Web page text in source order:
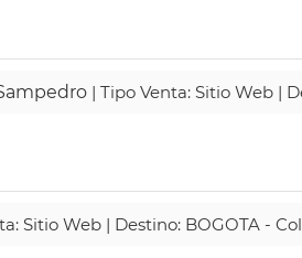
| Tipo Venta: Sitio Web |
Sitio Web | Destino: BOGOTA -